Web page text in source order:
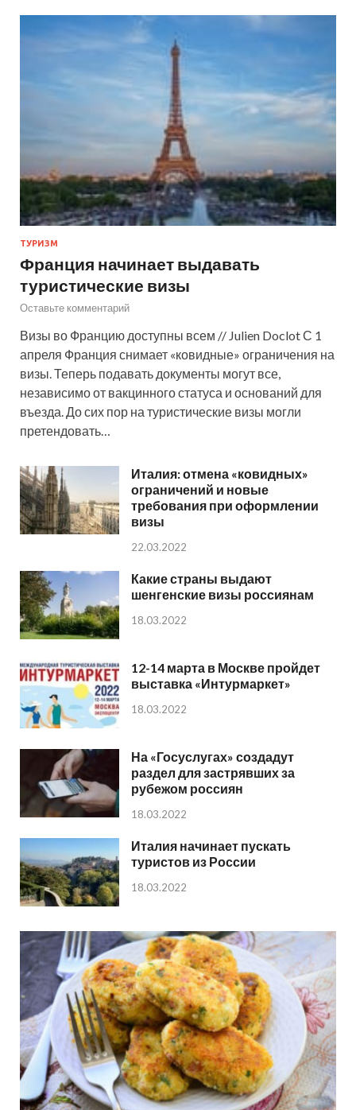
ТУРИЗМ
Франция начинает выдавать
туристические визы
Оставьте комментарий
Визы во Францию доступны всем // Julien Doclot С 1
апреля Франция снимает «ковидные» ограничения на
визы. Теперь подавать документы могут все,
независимо от вакцинного статуса и оснований для
въезда. До сих пор на туристические визы могли
претендовать…
Италия: отмена «ковидных»
ограничений и новые
требования при оформлении
визы
22.03.2022
Какие страны выдают
шенгенские визы россиянам
18.03.2022
12-14 марта в Москве пройдет
выставка «Интурмаркет»
18.03.2022
На «Госуслугах» создадут
раздел для застрявших за
рубежом россиян
18.03.2022
Италия начинает пускать
туристов из России
18.03.2022